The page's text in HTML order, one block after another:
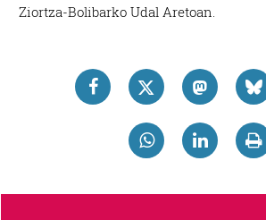
Ziortza-Bolibarko Udal Aretoan.